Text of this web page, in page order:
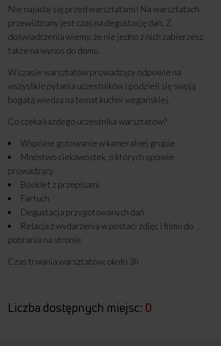
Nie najadaj się przed warsztatami! Na warsztatach
przewidziany jest czas na degustację dań. Z
doświadczenia wiemy, że nie jedno z nich zabierzesz
także na wynos do domu.
W czasie warsztatów prowadzący odpowie na
wszystkie pytania uczestników i podzieli się swoją
bogatą wiedzą na temat kuchni wegańskiej.
Co czeka każdego uczestnika warsztatów?
Wspólne gotowanie w kameralnej grupie
Mnóstwo ciekawostek, o których opowie
prowadzący
Booklet z przepisami
Fartuch
Degustacja przygotowanych dań
Relacja z wydarzenia w postaci zdjęć i filmu do
pobrania na stronie
Czas trwania warsztatów: około 3h
Liczba dostępnych miejsc: 0